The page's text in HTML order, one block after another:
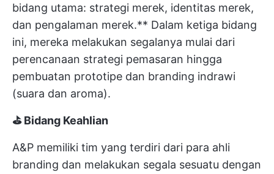
bidang utama: strategi merek, identitas merek,
dan pengalaman merek.** Dalam ketiga bidang
ini, mereka melakukan segalanya mulai dari
perencanaan strategi pemasaran hingga
pembuatan prototipe dan branding indrawi
(suara dan aroma).
⛳ Bidang Keahlian
A&P memiliki tim yang terdiri dari para ahli
branding dan melakukan segala sesuatu dengan